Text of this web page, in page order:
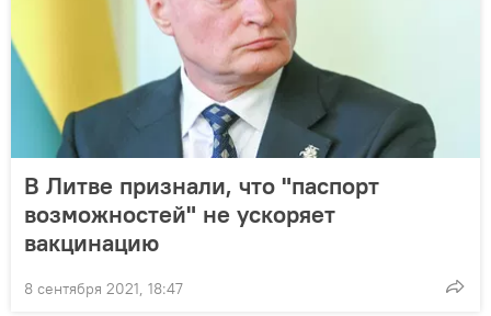
В Литве признали, что "паспорт
возможностей" не ускоряет
вакцинацию
8 сентября 2021, 18:47